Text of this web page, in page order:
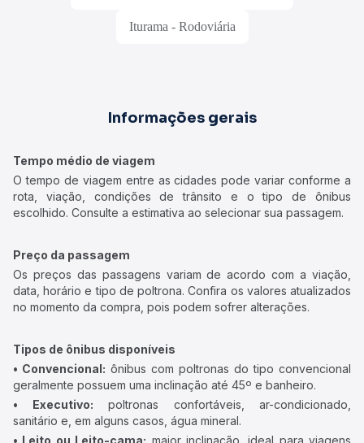
Iturama - Rodoviária
Informações gerais
Tempo médio de viagem
O tempo de viagem entre as cidades pode variar conforme a
rota, viação, condições de trânsito e o tipo de ônibus
escolhido. Consulte a estimativa ao selecionar sua passagem.
Preço da passagem
Os preços das passagens variam de acordo com a viação,
data, horário e tipo de poltrona. Confira os valores atualizados
no momento da compra, pois podem sofrer alterações.
Tipos de ônibus disponíveis
• Convencional: ônibus com poltronas do tipo convencional
geralmente possuem uma inclinação até 45º e banheiro.
• Executivo: poltronas confortáveis, ar-condicionado,
sanitário e, em alguns casos, água mineral.
• Leito ou Leito-cama: maior inclinação, ideal para viagens